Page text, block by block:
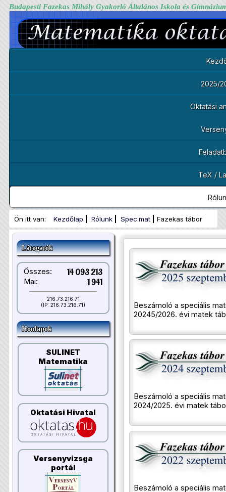
Budapesti Fazekas Mihály Gyakorló Általános Iskola és
2025/
Oktatási
TeX /
Ön itt van: Kezdőlap Rólunk Spec.mat Fazekas tábor
Látogatók
Összes: 14 093 213
Mai: 1 941
216.73.216.71
(IP: 216.73.216.71)
Honlapok
SULINET
Matematika
Oktatási Hivatal
Versenyvizsga
portál
Beszámoló a speciális
20245/2026. évi matek
Beszámoló a speciális
2024/2025. évi matek
Beszámoló a speciális